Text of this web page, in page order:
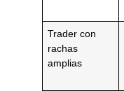
Trader con
rachas
amplias